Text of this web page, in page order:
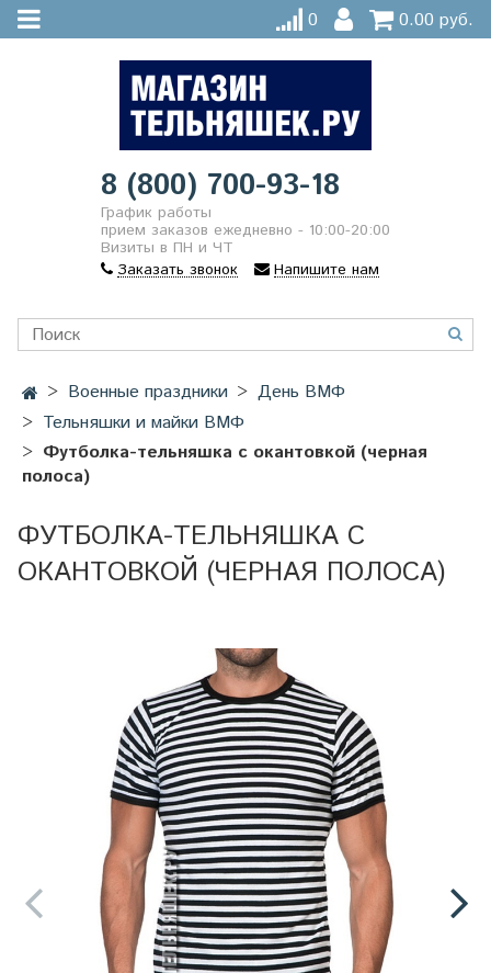
0 0.00 руб.
8 (800) 700-93-18
График работы
прием заказов ежедневно - 10:00-20:00
Визиты в ПН и ЧТ
Заказать звонок
Напишите нам
Военные праздники
День ВМФ
Тельняшки и майки ВМФ
Футболка-тельняшка с окантовкой (черная
полоса)
ФУТБОЛКА-ТЕЛЬНЯШКА С
ОКАНТОВКОЙ (ЧЕРНАЯ ПОЛОСА)